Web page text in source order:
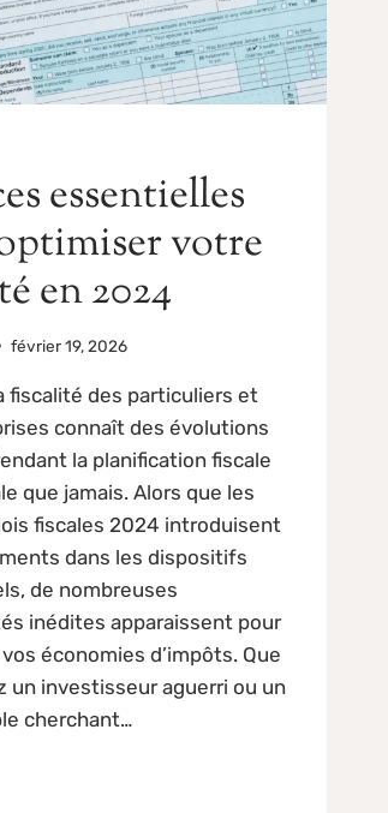
essentielles
votre
en 2024
février 19, 2026
fiscalité des particuliers et
connaît des évolutions
la planification fiscale
que jamais. Alors que les
fiscales 2024 introduisent
dans les dispositifs
de nombreuses
inédites apparaissent pour
économies d’impôts. Que
un investisseur aguerri ou un
cherchant…